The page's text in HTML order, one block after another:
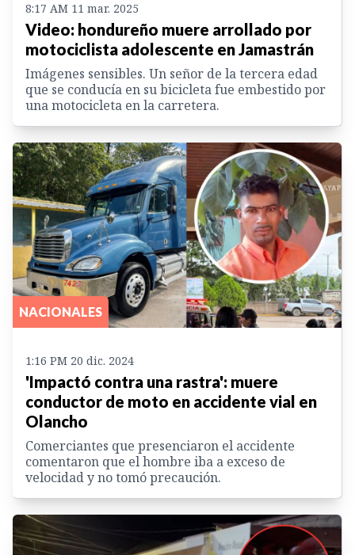
8:17 AM 11 mar. 2025
Video: hondureño muere arrollado por
motociclista adolescente en Jamastrán
Imágenes sensibles. Un señor de la tercera edad
que se conducía en su bicicleta fue embestido por
una motocicleta en la carretera.
NACIONALES
1:16 PM 20 dic. 2024
'Impactó contra una rastra': muere
conductor de moto en accidente vial en
Olancho
Comerciantes que presenciaron el accidente
comentaron que el hombre iba a exceso de
velocidad y no tomó precaución.